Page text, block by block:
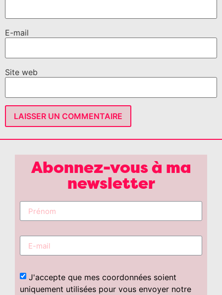
E-mail
Site web
Abonnez-vous à ma
newsletter
J'accepte que mes coordonnées soient
uniquement utilisées pour vous envoyer notre